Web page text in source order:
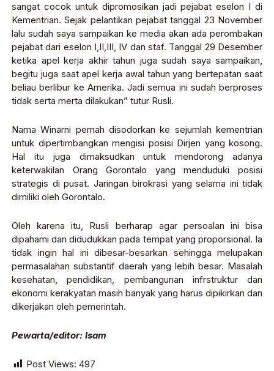
sangat cocok untuk dipromosikan jadi pejabat eselon I di
Kementrian. Sejak pelantikan pejabat tanggal 23 November
lalu sudah saya sampaikan ke media akan ada perombakan
pejabat dari eselon I,II,III, IV dan staf. Tanggal 29 Desember
ketika apel kerja akhir tahun juga sudah saya sampaikan,
begitu juga saat apel kerja awal tahun yang bertepatan saat
beliau berlibur ke Amerika. Jadi semua ini sudah berproses
tidak serta merta dilakukan” tutur Rusli.
Nama Winarni pernah disodorkan ke sejumlah kementrian
untuk dipertimbangkan mengisi posisi Dirjen yang kosong.
Hal itu juga dimaksudkan untuk mendorong adanya
keterwakilan Orang Gorontalo yang menduduki posisi
strategis di pusat. Jaringan birokrasi yang selama ini tidak
dimiliki oleh Gorontalo.
Oleh karena itu, Rusli berharap agar persoalan ini bisa
dipahami dan didudukkan pada tempat yang proporsional. Ia
tidak ingin hal ini dibesar-besarkan sehingga melupakan
permasalahan substantif daerah yang lebih besar. Masalah
kesehatan, pendidikan, pembangunan infrstruktur dan
ekonomi kerakyatan masih banyak yang harus dipikirkan dan
dikerjakan oleh pemerintah.
Pewarta/editor: Isam
Post Views: 497